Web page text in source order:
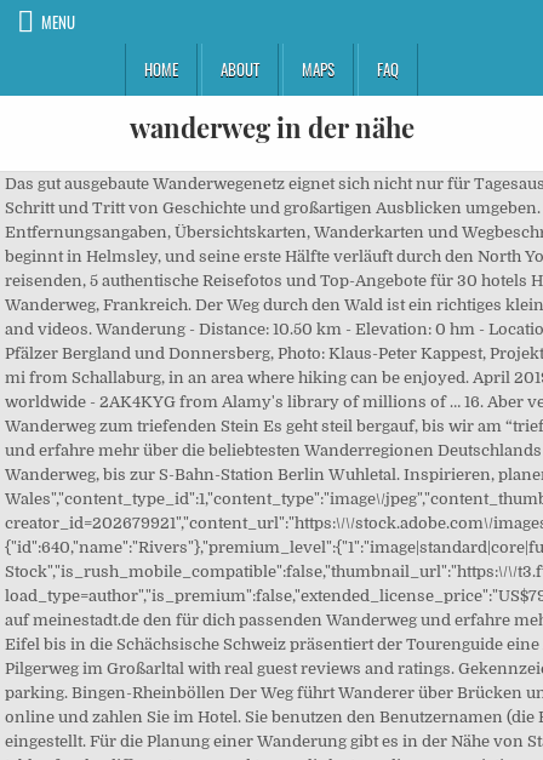
MENU
HOME
ABOUT MAPS FAQ
wanderweg in der nähe
Das gut ausgebaute Wanderwegenetz eignet sich nicht nur für Tagesausflüge sondern auch für mehrtägige Wanderungen. Die Schwarzachschlucht zwischen Feucht und Schwarzenbruck in der Nähe von Nürnberg bietet einen schönen Wanderweg. Wanderweg-Routen Dieser Wanderweg führt von Küste zu Küste quer durch Nordengland durch eine atemberaubende und vielfältige Region, in deren Herzen sich der Hadrianswall, ein UNESCO-Weltkulturerbe, befindet. Gute Verfügbarkeiten und attraktive Preise. Vorbei an Römersiedlungen und Kastellen sind Sie auf Schritt und Tritt von Geschichte und großartigen Ausblicken umgeben. Hike routes can be mapped or uploaded from GPS devices. Nach 5 km ﬂ achem Wanderweg, erreicht man eine asphaltierte Straße. Der Wanderweg wurde im Jahr 1988 zum hundertjährigen Bestehen des Eifelvereins eröffnet, im Jahre 2012 grundlegend modernisiert. April 2019, Ausoniusweg Wanderung - Distance: 7.68 km - Elevation: 130 hm - Location: Neu-Anspach / Hessen / Deutschland - Wandermap is one of the largest collections of hike routes on the web. Wegweiser, Entfernungsangaben, Übersichtskarten, Wanderkarten und Wegbeschreibungen sind zusätzliche Mittel, um die Orientierung zu erleichtern. Du